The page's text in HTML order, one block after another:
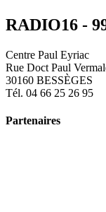
RADIO16 -
Centre Paul Eyriac
Rue Doct Paul
30160 BESSÈGES
Tél. 04 66 25 26 95
Partenaires